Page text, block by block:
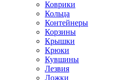
Коврики
Кольца
Контейнеры
Корзины
Крышки
Крюки
Кувшины
Лезвия
Ложки